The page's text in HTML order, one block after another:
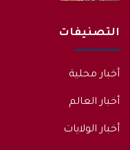
التصنيفات
أخبار محلية
أخبار العالم
أخبار الولايات